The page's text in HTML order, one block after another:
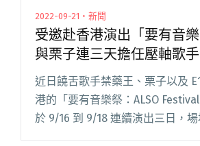
2022-09-21・新聞
受邀赴香港演出「要有音
與栗子連三天擔任壓軸歌手
近日饒舌歌手禁藥王、栗子以及
港的「要有音樂祭：ALSO Festival
於 9/16 到 9/18 連續演出三日，
門票全數售完。 擔任演出嘉賓的